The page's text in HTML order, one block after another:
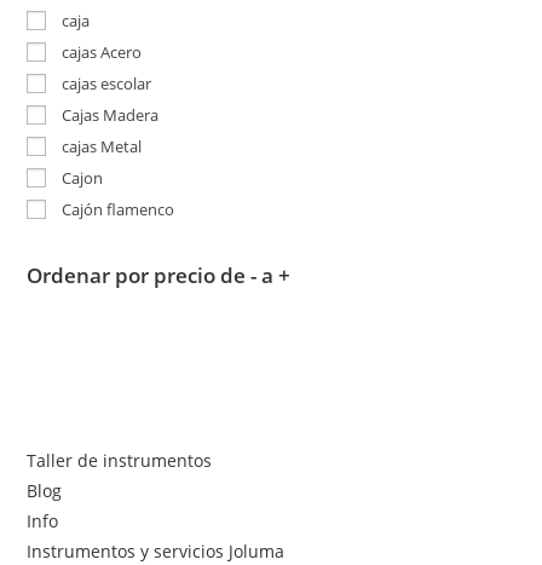
caja
cajas Acero
cajas escolar
Cajas Madera
cajas Metal
Cajon
Cajón flamenco
Ordenar por precio de - a +
Taller de instrumentos
Blog
Info
Instrumentos y servicios Joluma